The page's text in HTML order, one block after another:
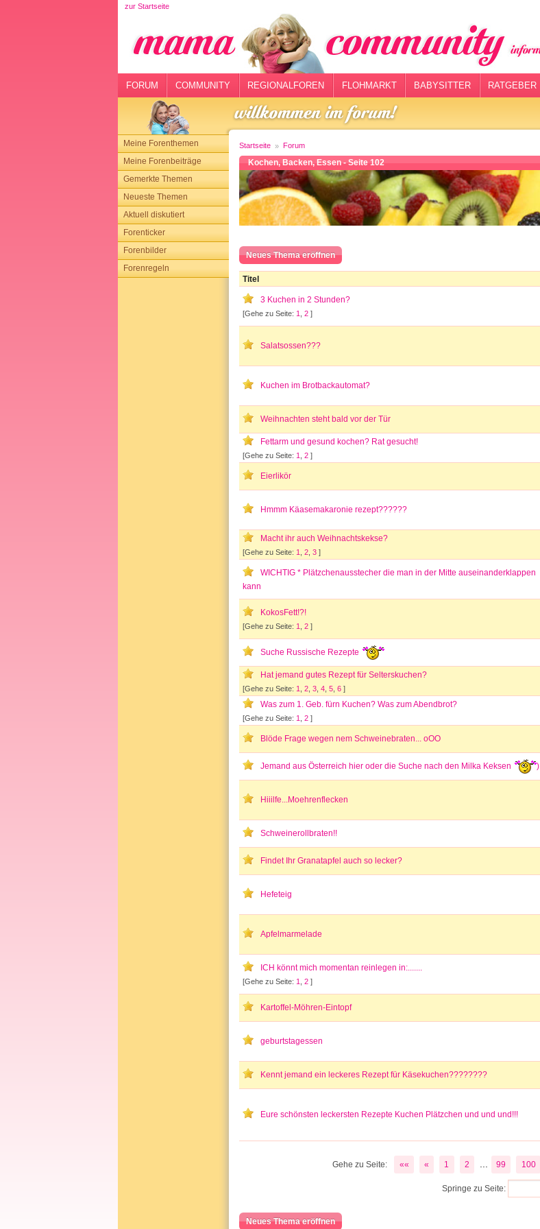
zur Startseite
FORUM COMMUNITY REGIONALFOREN FLOHMARKT BABYSITTER RATGEBER
Meine Forenthemen
Meine Forenbeiträge
Gemerkte Themen
Neueste Themen
Aktuell diskutiert
Forenticker
Forenbilder
Forenregeln
Startseite Forum
Kochen, Backen, Essen - Seite 102
Neues Thema eröffnen
Titel
3 Kuchen in 2 Stunden?
[Gehe zu Seite: 1 2 ]
Salatsossen???
Kuchen im Brotbackautomat?
Weihnachten steht bald vor der Tür
Fettarm und gesund kochen? Rat gesucht!
[Gehe zu Seite: 1 2 ]
Eierlikör
Hmmm Käasemakaronie rezept??????
Macht ihr auch Weihnachtskekse?
[Gehe zu Seite: 1 2 3 ]
WICHTIG * Plätzchenausstecher die man in der Mitte auseinanderklappen
kann
KokosFett!?!
[Gehe zu Seite: 1 2 ]
Suche Russische Rezepte
Hat jemand gutes Rezept für Selterskuchen?
[Gehe zu Seite: 1 2 3 4 5 6 ]
Was zum 1. Geb. fürn Kuchen? Was zum Abendbrot?
[Gehe zu Seite: 1 2 ]
Blöde Frage wegen nem Schweinebraten... oOO
Jemand aus Österreich hier oder die Suche nach den Milka Keksen )
Hiiilfe...Moehrenflecken
Schweinerollbraten!!
Findet Ihr Granatapfel auch so lecker?
Hefeteig
Apfelmarmelade
ICH könnt mich momentan reinlegen in:.......
[Gehe zu Seite: 1 2 ]
Kartoffel-Möhren-Eintopf
geburtstagessen
Kennt jemand ein leckeres Rezept für Käsekuchen????????
Eure schönsten leckersten Rezepte Kuchen Plätzchen und und und!!!
Gehe zu Seite: «« « 1 2 99 100
Springe zu Seite:
Neues Thema eröffnen